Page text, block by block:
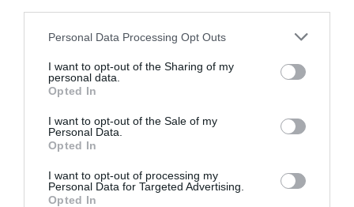
Personal Data Processing Opt Outs
I want to opt-out of the Sharing of my
personal data.
Opted In
I want to opt-out of the Sale of my
Personal Data.
Opted In
I want to opt-out of processing my
Personal Data for Targeted Advertising.
Opted In
Κορωπί: Είχε ζητηθεί η απέλαση του άνδρα που πυροβόλησε
ΔΙ.ΑΔΕΣ – Τα τέσσερα ονόματα του δράστη